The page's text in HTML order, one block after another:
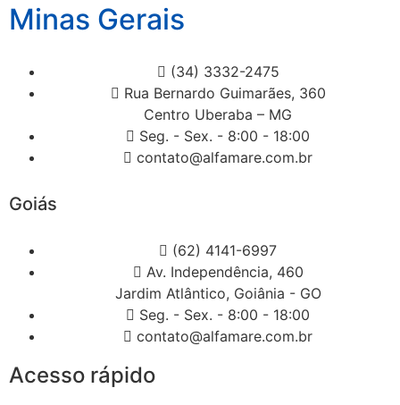
Minas Gerais
(34) 3332-2475
Rua Bernardo Guimarães, 360
Centro Uberaba – MG
Seg. - Sex. - 8:00 - 18:00
contato@alfamare.com.br
Goiás
(62) 4141-6997
Av. Independência, 460
Jardim Atlântico, Goiânia - GO
Seg. - Sex. - 8:00 - 18:00
contato@alfamare.com.br
Acesso rápido